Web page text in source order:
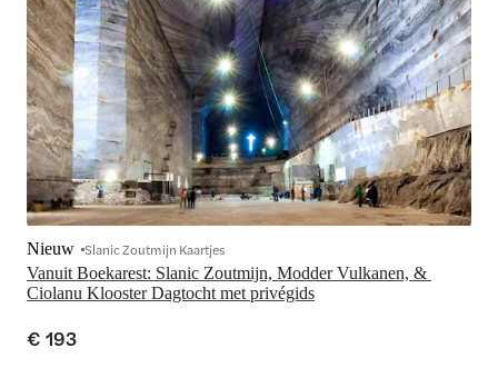
Vanuit Boekarest: Slanic Zoutmijn, Modder Vulkanen, &
Ciolanu Klooster Dagtocht met privégids
Nieuw Slanic Zoutmijn Kaartjes
€ 193